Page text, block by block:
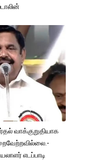
வாக்குறுதியாக
எடப்பாடி